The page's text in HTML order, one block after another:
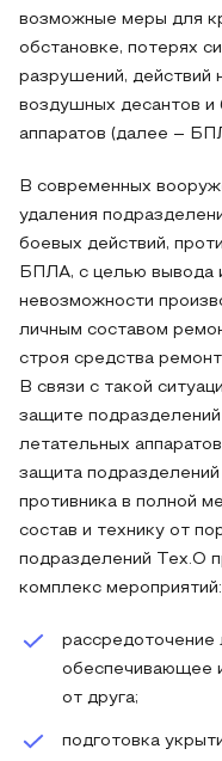
возможные меры для
обстановке, потерях
разрушений, действий
воздушных десантов и
аппаратов (далее –
В современных
удаления
боевых действий,
БПЛА, с целью вывода
невозможности
личным составом
строя средства
В связи с такой
защите
летательных
защита
противника в полной
состав и технику от
подразделений Тех.О
комплекс мероприятий:
рассредоточение
обеспечивающее
от друга;
подготовка